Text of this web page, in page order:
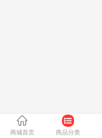
商城首页 商品分类